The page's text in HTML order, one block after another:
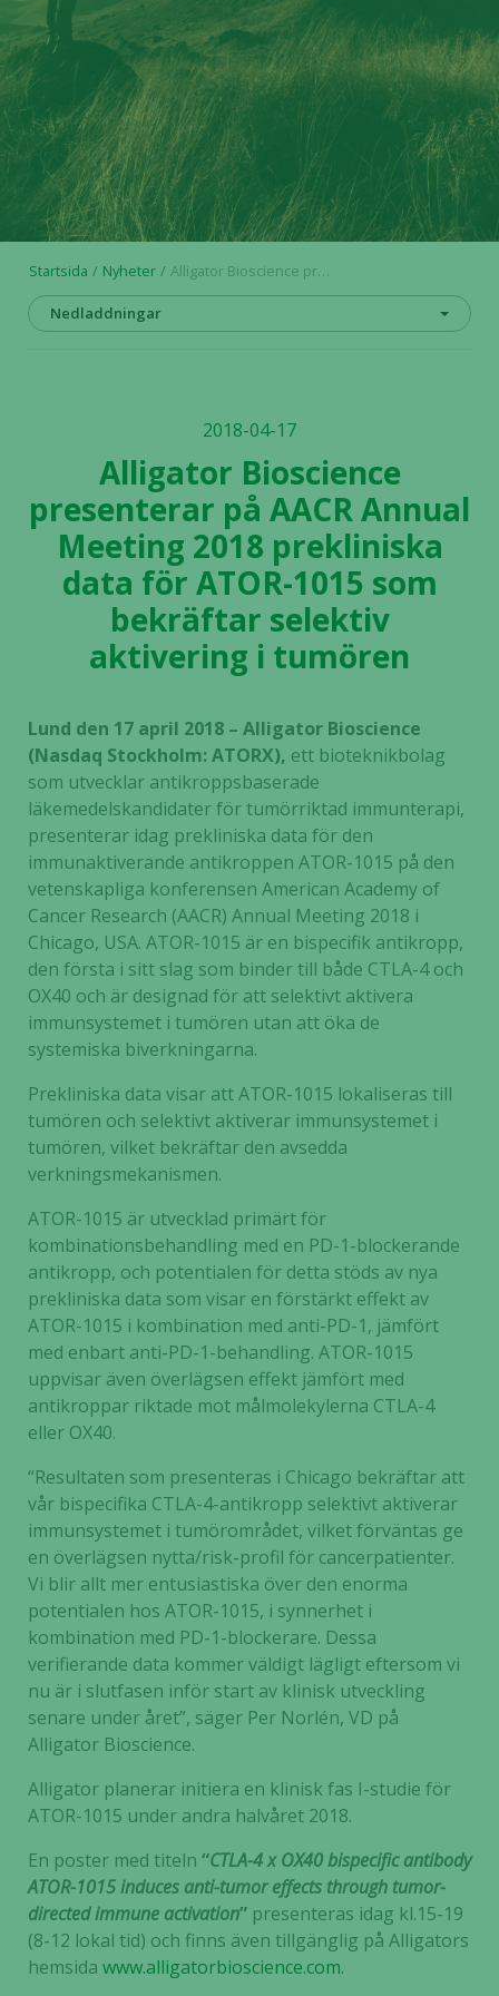
Startsida Nyheter Alligator Bioscience presenterar på AACR Annual Meeting 2018 prekliniska data för ATOR-1015 som bekräftar selektiv aktivering i tumören
Nedladdningar
2018-04-17
Alligator Bioscience
presenterar på AACR Annual
Meeting 2018 prekliniska
data för ATOR-1015 som
bekräftar selektiv
aktivering i tumören
Lund den 17 april 2018 – Alligator Bioscience
(Nasdaq Stockholm: ATORX), ett bioteknikbolag
som utvecklar antikroppsbaserade
läkemedelskandidater för tumörriktad immunterapi,
presenterar idag prekliniska data för den
immunaktiverande antikroppen ATOR-1015 på den
vetenskapliga konferensen American Academy of
Cancer Research (AACR) Annual Meeting 2018 i
Chicago, USA. ATOR-1015 är en bispecifik antikropp,
den första i sitt slag som binder till både CTLA-4 och
OX40 och är designad för att selektivt aktivera
immunsystemet i tumören utan att öka de
systemiska biverkningarna.
Prekliniska data visar att ATOR-1015 lokaliseras till
tumören och selektivt aktiverar immunsystemet i
tumören, vilket bekräftar den avsedda
verkningsmekanismen.
ATOR-1015 är utvecklad primärt för
kombinationsbehandling med en PD-1-blockerande
antikropp, och potentialen för detta stöds av nya
prekliniska data som visar en förstärkt effekt av
ATOR-1015 i kombination med anti-PD-1, jämfört
med enbart anti-PD-1-behandling. ATOR-1015
uppvisar även överlägsen effekt jämfört med
antikroppar riktade mot målmolekylerna CTLA-4
eller OX40.
“Resultaten som presenteras i Chicago bekräftar att
vår bispecifika CTLA-4-antikropp selektivt aktiverar
immunsystemet i tumörområdet, vilket förväntas ge
en överlägsen nytta/risk-profil för cancerpatienter.
Vi blir allt mer entusiastiska över den enorma
potentialen hos ATOR-1015, i synnerhet i
kombination med PD-1-blockerare. Dessa
verifierande data kommer väldigt lägligt eftersom vi
nu är i slutfasen inför start av klinisk utveckling
senare under året”, säger Per Norlén, VD på
Alligator Bioscience.
Alligator planerar initiera en klinisk fas I-studie för
ATOR-1015 under andra halvåret 2018.
En poster med titeln “CTLA-4 x OX40 bispecific antibody
ATOR-1015 induces anti-tumor effects through tumor-
directed immune activation” presenteras idag kl.15-19
(8-12 lokal tid) och finns även tillgänglig på Alligators
hemsida www.alligatorbioscience.com.